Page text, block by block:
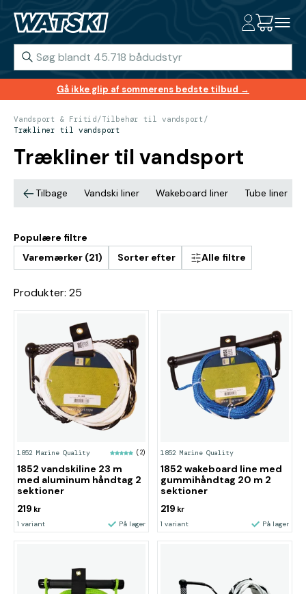
Gå ikke glip af sommerens bedste tilbud →
Vandsport & Fritid /Tilbehør til vandsport /
Trækliner til vandsport
Trækliner til vandsport
Tilbage Vandski liner Wakeboard liner Tube liner
Populære filtre
Varemærker (21)
Sorter efter Alle filtre
Produkter: 25
1852 Marine Quality (2)
1852 vandskiline 23 m
med aluminum håndtag 2
sektioner
219 kr
1 variant På lager
1852 Marine Quality
1852 wakeboard line med
gummihåndtag 20 m 2
sektioner
219 kr
1 variant På lager